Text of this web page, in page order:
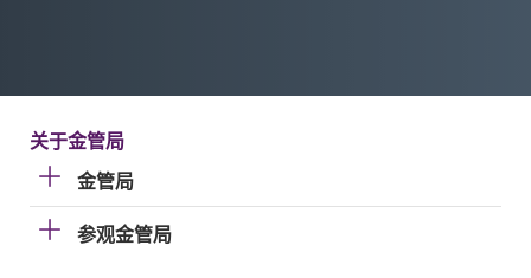
关于金管局
金管局
参观金管局